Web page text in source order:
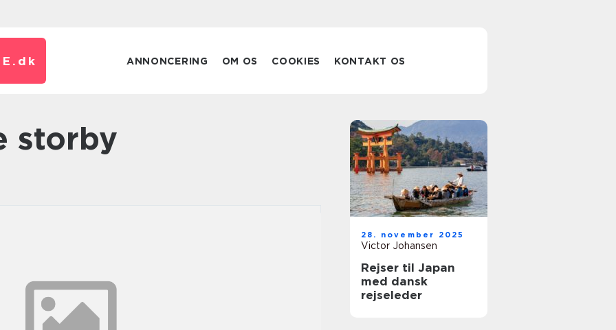
dk ANNONCERING OM OS COOKIES KONTAKT OS
storby
28. november 2025
Victor Johansen
Rejser til Japan
med dansk
rejseleder